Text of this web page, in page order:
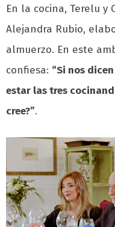
En la cocina, Terelu y
Alejandra Rubio,
almuerzo. En este
confiesa: “Si nos
estar las tres
cree?”.